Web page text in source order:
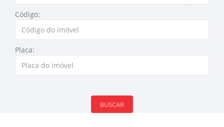
Código:
Placa:
BUSCAR